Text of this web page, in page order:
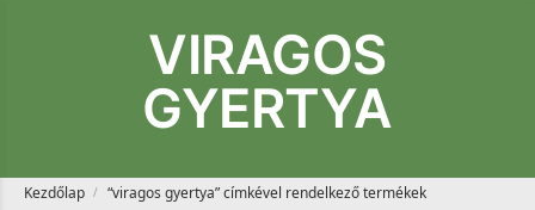
VIRAGOS
GYERTYA
Kezdőlap / “viragos gyertya” címkével rendelkező termékek